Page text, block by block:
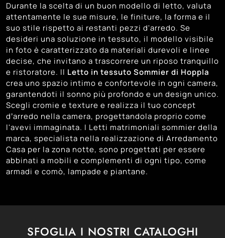
Durante la scelta di un buon modello di letto, valuta
attentamente le sue misure, le finiture, la forma e il
suo stile rispetto ai restanti pezzi d'arredo. Se
desideri una soluzione in tessuto, il modello visibile
in foto è caratterizzato da materiali durevoli e linee
decise, che invitano a trascorrere un riposo tranquillo
e ristoratore. Il Letto in tessuto Sommier di Hoppla
crea uno spazio intimo e confortevole in ogni camera,
garantendoti il sonno più profondo e un design unico.
Scegli cromie e texture e realizza il tuo concept
d’arredo nella camera, progettandola proprio come
l'avevi immaginata. I Letti matrimoniali sommier della
marca, specialista nella realizzazione di Arredamento
Casa per la zona notte, sono progettati per essere
abbinati a mobili e complementi di ogni tipo, come
armadi e comò, lampade e piantane.
SFOGLIA I NOSTRI CATALOGHI